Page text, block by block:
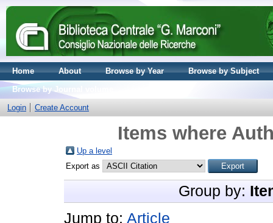
Home About Browse by Year
Browse by Subject
Browse by Journal volume
Login
Create Account
Items where
Up a level
Export as
Group by:
Jump to: Article